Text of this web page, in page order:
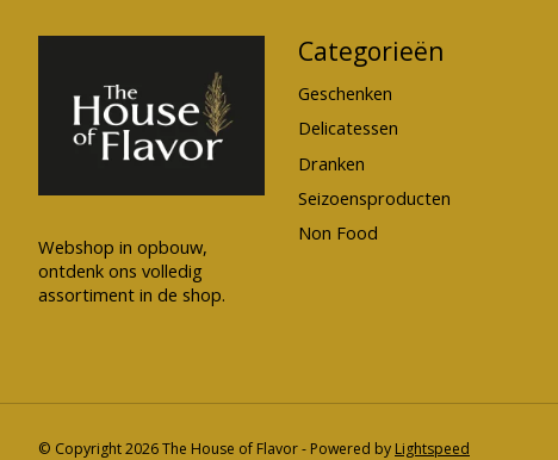
Webshop in opbouw,
ontdenk ons volledig
assortiment in de shop.
Categorieën
Geschenken
Delicatessen
Dranken
Seizoensproducten
Non Food
© Copyright 2026 The House of Flavor - Powered by Lightspeed